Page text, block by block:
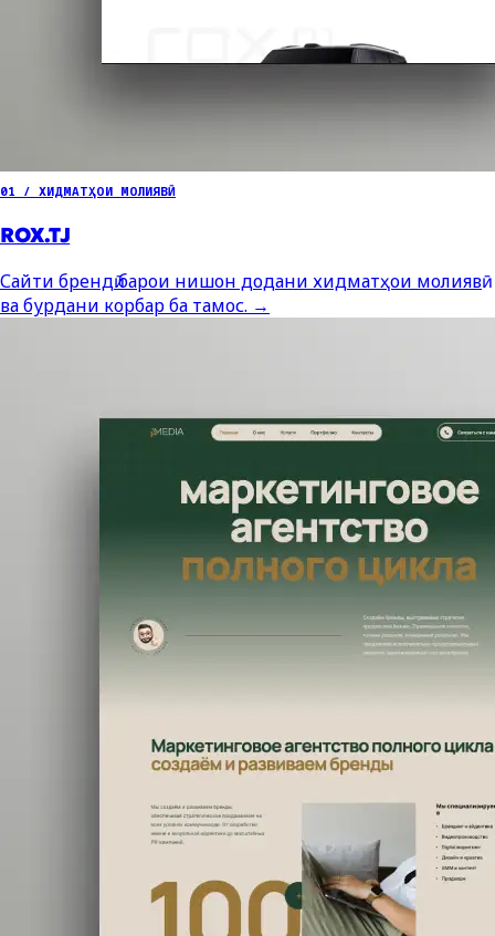
01 / ХИДМАТҲОИ МОЛИЯВӢ
ROX.TJ
Сайти брендӣ барои нишон додани хидматҳои молиявӣ
ва бурдани корбар ба тамос. →